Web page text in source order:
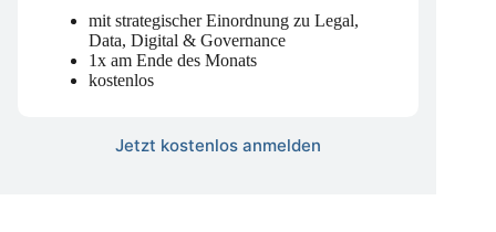
mit strategischer Einordnung zu Legal,
Data, Digital & Governance
1x am Ende des Monats
kostenlos
Jetzt kostenlos anmelden